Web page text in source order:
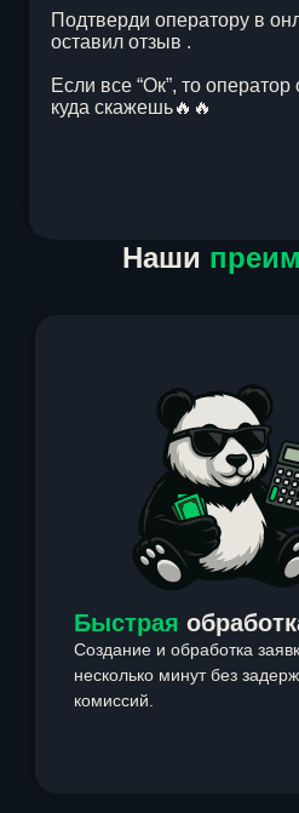
Подтверди оператору в
оставил отзыв .
Если все “Ок”, то оператор
куда скажешь🔥🔥
Наши
Быстрая
Создание и обработка
несколько минут без
комиссий.